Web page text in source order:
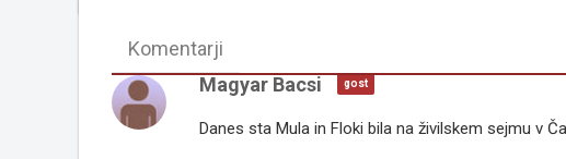
Komentarji
Magyar Bacsi gost
Danes sta Mula in Floki bila na živilskem sejmu v